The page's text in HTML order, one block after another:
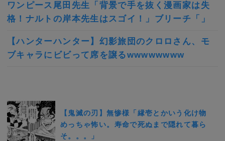
ワンピース尾田先生「背景で手を抜く漫画家は失
格！ナルトの岸本先生はスゴイ！」ブリーチ「」
【ハンターハンター】幻影旅団のクロロさん、モ
ブキャラにビビって席を譲るwwwwwwww
【鬼滅の刃】無惨様「縁壱とかいう化け物
めっちゃ怖い。寿命で死ぬまで隠れて暮ら
そ。。。」